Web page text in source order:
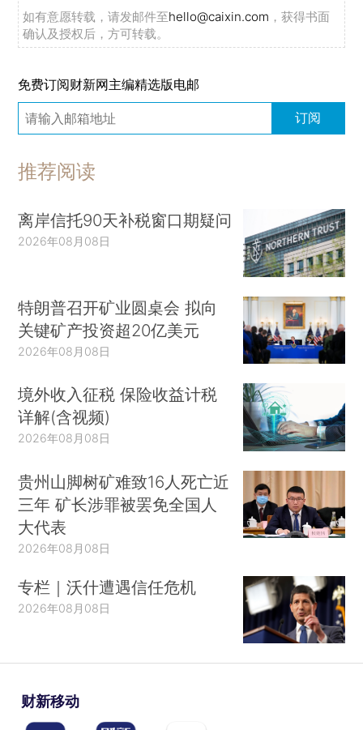
如有意愿转载，请发邮件至hello@caixin.com ，获得书面
确认及授权后，方可转载。
免费订阅财新网主编精选版电邮
订阅
推荐阅读
离岸信托90天补税窗口期疑问
2026年08月08日
特朗普召开矿业圆桌会 拟向
关键矿产投资超20亿美元
2026年08月08日
境外收入征税 保险收益计税
详解(含视频)
2026年08月08日
贵州山脚树矿难致16人死亡近
三年 矿长涉罪被罢免全国人
大代表
2026年08月08日
专栏｜沃什遭遇信任危机
2026年08月08日
财新移动